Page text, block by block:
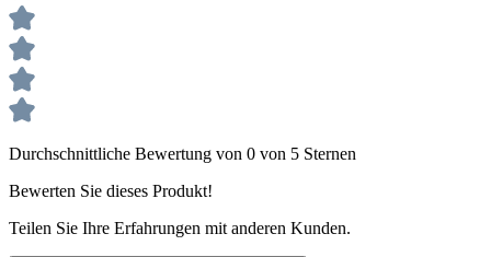
Durchschnittliche Bewertung von 0 von 5 Sternen
Bewerten Sie dieses Produkt!
Teilen Sie Ihre Erfahrungen mit anderen Kunden.